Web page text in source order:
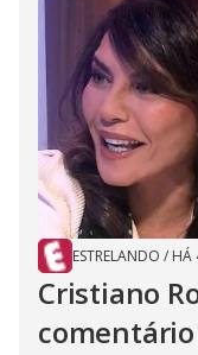
ESTRELANDO / HÁ
Cristiano